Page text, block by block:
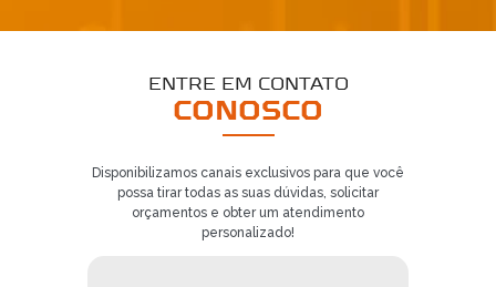
ENTRE EM CONTATO
CONOSCO
Disponibilizamos canais exclusivos para que você
possa tirar todas as suas dúvidas, solicitar
orçamentos e obter um atendimento
personalizado!